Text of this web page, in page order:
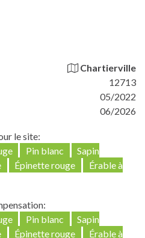
Chartierville
12713
05/2022
06/2026
le site:
Pin blanc
Sapin
Épinette rouge
Érable à
Pin blanc
Sapin
Épinette rouge
Érable à